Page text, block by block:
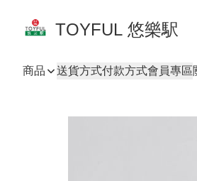
TOYFUL 悠樂駅
商品 送貨方式付款方式會員專區